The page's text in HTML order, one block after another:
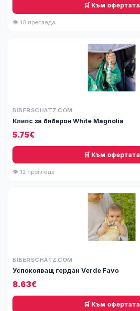
🛒 Към офертата
👁 10 прегледа
BIBERSCHATZ.COM
Клипс за биберон White Magnolia
5.75€
🛒 Към офертата
👁 12 прегледа
BIBERSCHATZ.COM
Успокояващ гердан Verde Favo
8.63€
🛒 Към офертата